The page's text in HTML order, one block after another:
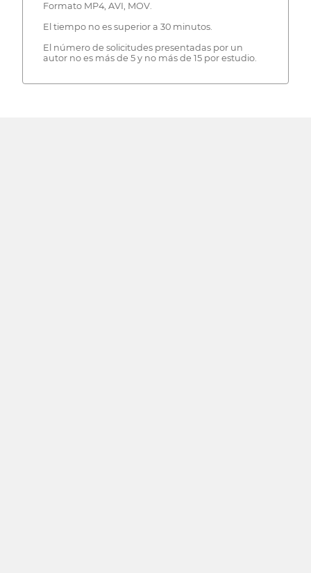
Formato MP4, AVI, MOV.
El tiempo no es superior a 30 minutos.
El número de solicitudes presentadas por un
autor no es más de 5 y no más de 15 por estudio.